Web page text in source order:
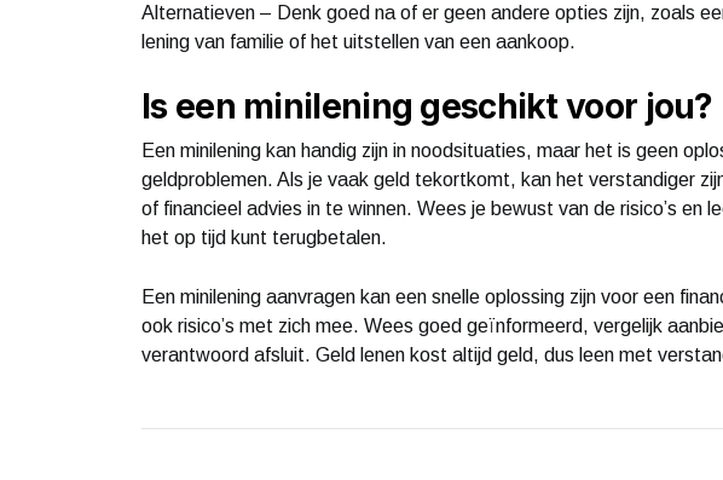
Alternatieven – Denk goed na of er geen andere opties zijn, zoals
lening van familie of het uitstellen van een aankoop.
Is een minilening geschikt voor jou?
Een minilening kan handig zijn in noodsituaties, maar het is geen
geldproblemen. Als je vaak geld tekortkomt, kan het verstandiger
of financieel advies in te winnen. Wees je bewust van de risico’s en
het op tijd kunt terugbetalen.
Een minilening aanvragen kan een snelle oplossing zijn voor een
ook risico’s met zich mee. Wees goed geïnformeerd, vergelijk
verantwoord afsluit. Geld lenen kost altijd geld, dus leen met